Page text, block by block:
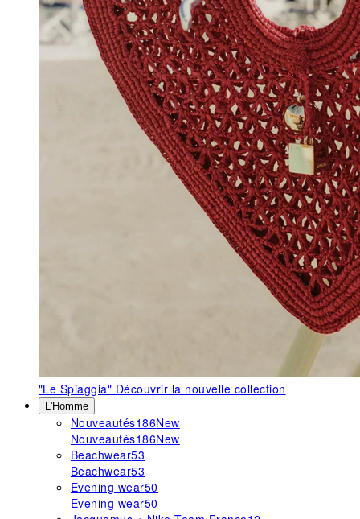
"Le Spiaggia" Découvrir la nouvelle collection
L'Homme
Nouveautés186New
Nouveautés186New
Beachwear53
Beachwear53
Evening wear50
Evening wear50